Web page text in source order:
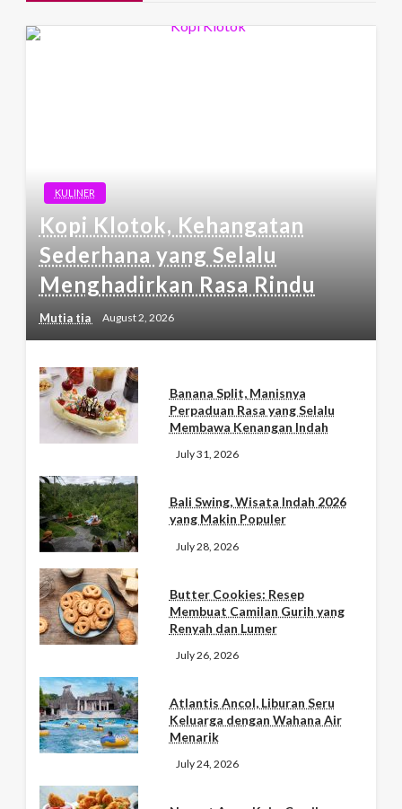
KULINER
Kopi Klotok, Kehangatan
Sederhana yang Selalu
Menghadirkan Rasa Rindu
Mutia tia August 2, 2026
Banana Split, Manisnya
Perpaduan Rasa yang Selalu
Membawa Kenangan Indah
July 31, 2026
Bali Swing, Wisata Indah 2026
yang Makin Populer
July 28, 2026
Butter Cookies: Resep
Membuat Camilan Gurih yang
Renyah dan Lumer
July 26, 2026
Atlantis Ancol, Liburan Seru
Keluarga dengan Wahana Air
Menarik
July 24, 2026